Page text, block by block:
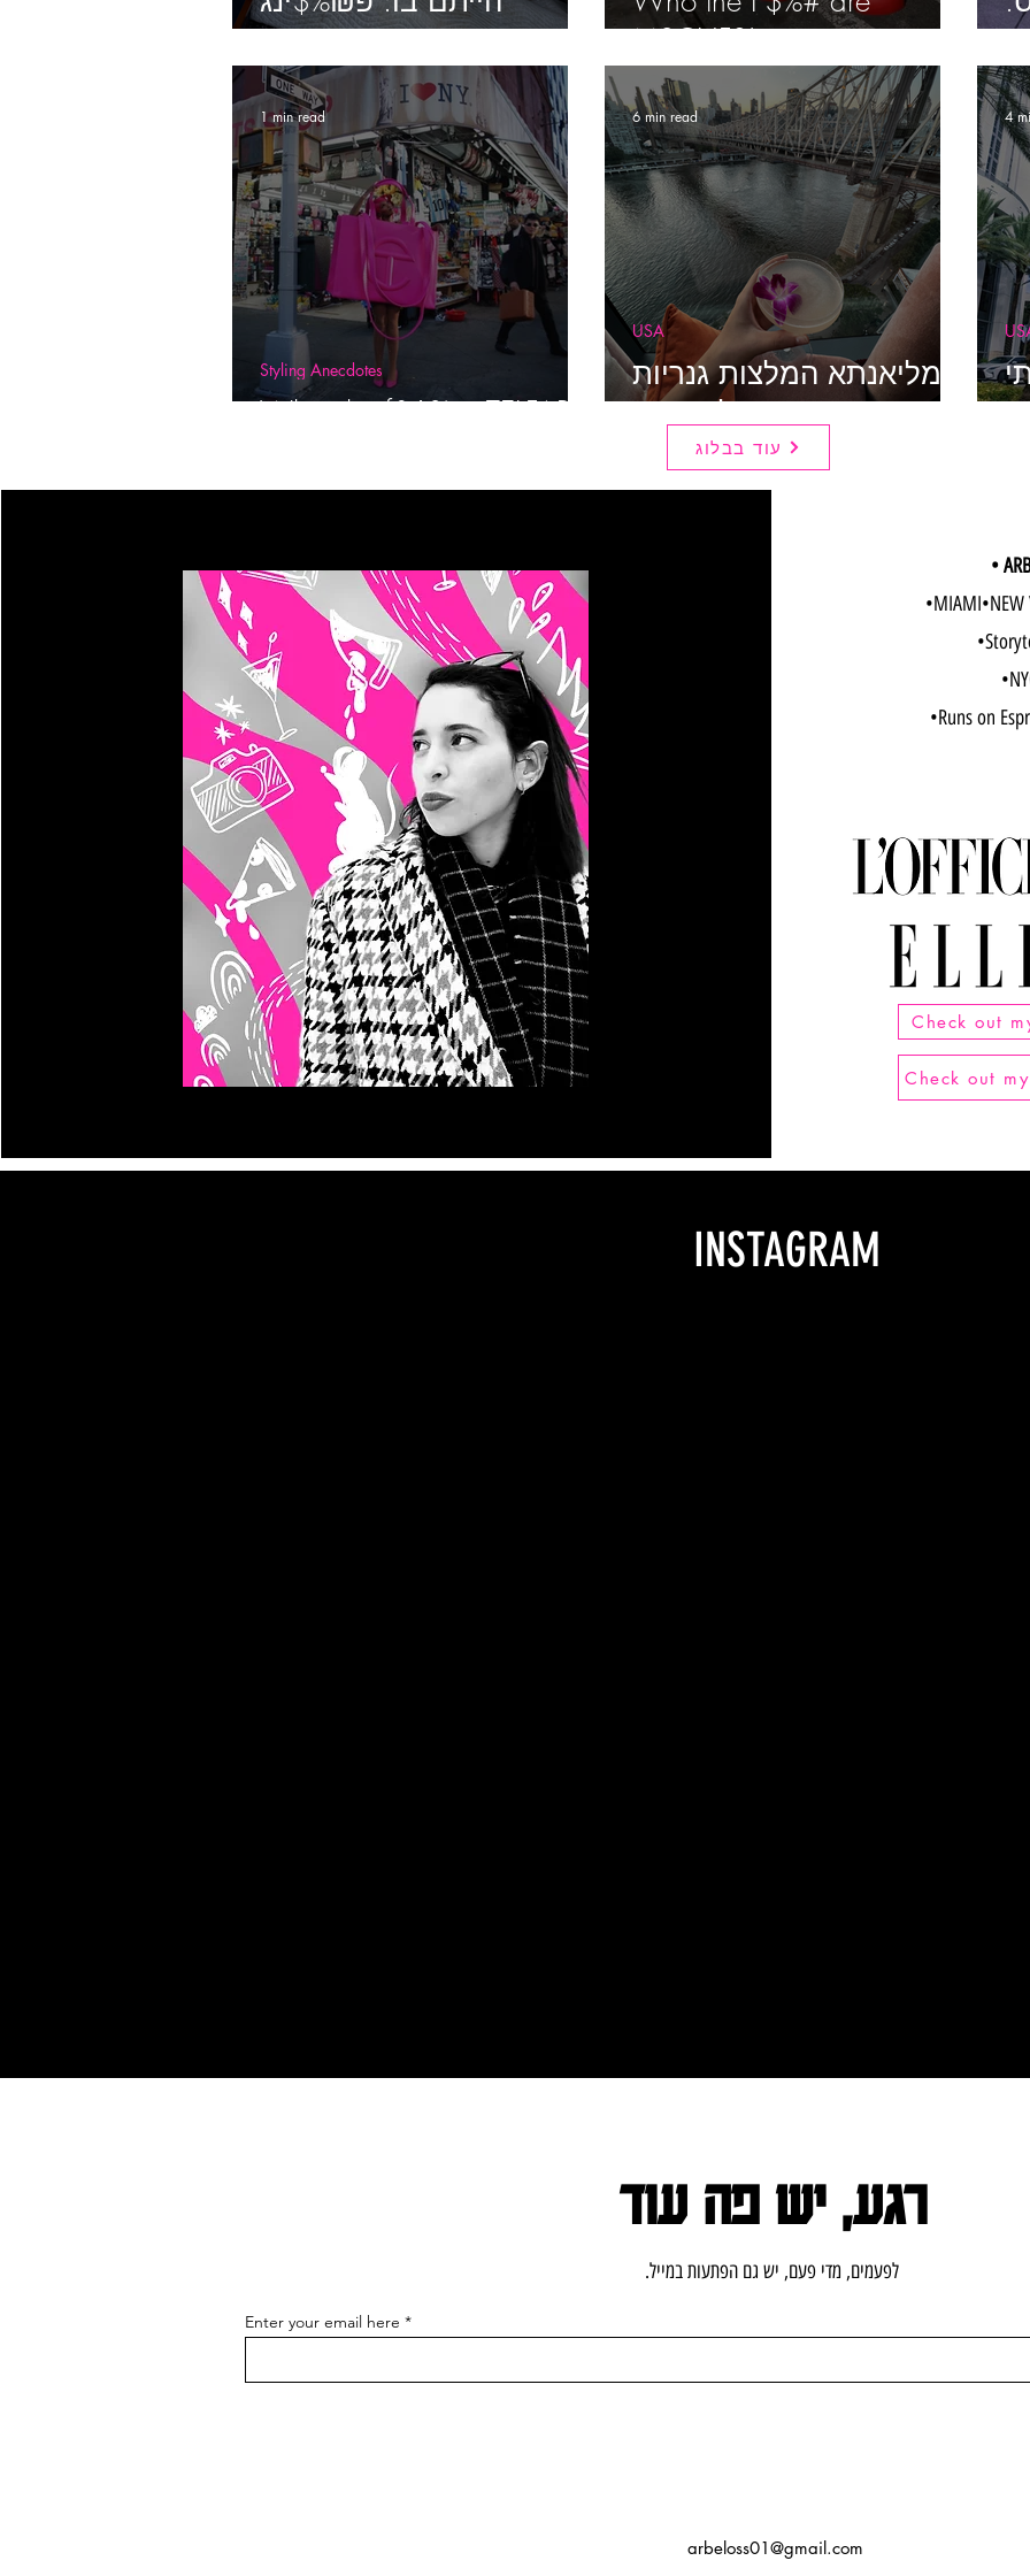
בושוויק.
MSCHF?!
What the f&^% is TELFAR
Styling Anecdotes
1 min read
מליאנתא המלצות גנריות
לניו יורק
USA
6 min read 4
עוד בבלוג
Read More
•MIAMI•NEW
•Runs on
Check out
Check out
INSTAGRAM
רגע, יש פה עוד
.לפעמים, מדי פעם, יש גם הפתעות במייל
Enter your email here
arbeloss01@gmail.com